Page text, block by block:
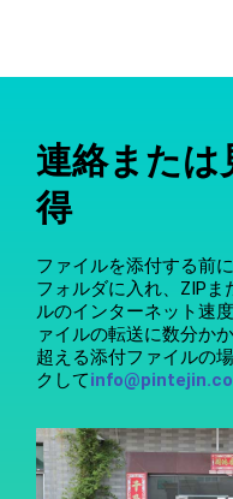
連絡または
得
ファイルを添付する前
フォルダに入れ、ZIPま
ルのインターネット速
ァイルの転送に数分か
超える添付ファイルの
クして